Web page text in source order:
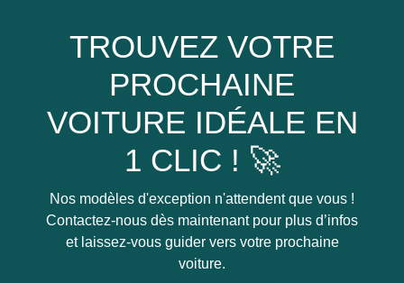
TROUVEZ VOTRE
PROCHAINE
VOITURE IDÉALE EN
1 CLIC ! 🚀
Nos modèles d'exception n'attendent que vous !
Contactez-nous dès maintenant pour plus d’infos
et laissez-vous guider vers votre prochaine
voiture.